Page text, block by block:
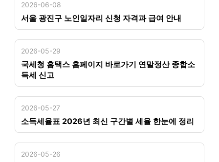
2026-06-08
서울 광진구 노인일자리 신청 자격과 급여 안내
2026-05-29
국세청 홈택스 홈페이지 바로가기 연말정산 종합소
득세 신고
2026-05-27
소득세율표 2026년 최신 구간별 세율 한눈에 정리
2026-05-26